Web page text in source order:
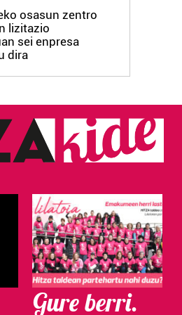
eta hirugarrenen cookie-
Zure esperientzia eta
cookie teknologiaz
onartuz gero, teknologia hori
ematen diguzu.Gehiago
osasun zentro
lizitazio
sei enpresa
dira
Gure berri.